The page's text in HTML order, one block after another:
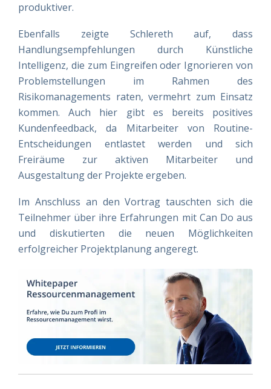
produktiver.
Ebenfalls zeigte Schlereth auf, dass
Handlungsempfehlungen durch Künstliche
Intelligenz, die zum Eingreifen oder Ignorieren von
Problemstellungen im Rahmen des
Risikomanagements raten, vermehrt zum Einsatz
kommen. Auch hier gibt es bereits positives
Kundenfeedback, da Mitarbeiter von Routine-
Entscheidungen entlastet werden und sich
Freiräume zur aktiven Mitarbeiter und
Ausgestaltung der Projekte ergeben.
Im Anschluss an den Vortrag tauschten sich die
Teilnehmer über ihre Erfahrungen mit Can Do aus
und diskutierten die neuen Möglichkeiten
erfolgreicher Projektplanung angeregt.